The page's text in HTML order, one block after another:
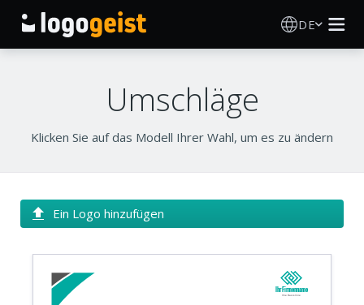
DE
KI Logo Generator
Druckprodukte
Über
Blog
Umschläge
Klicken Sie auf das Modell Ihrer Wahl, um es zu ändern
Ein Logo hinzufügen
Ihr Firmenname
Ihre Basislinie